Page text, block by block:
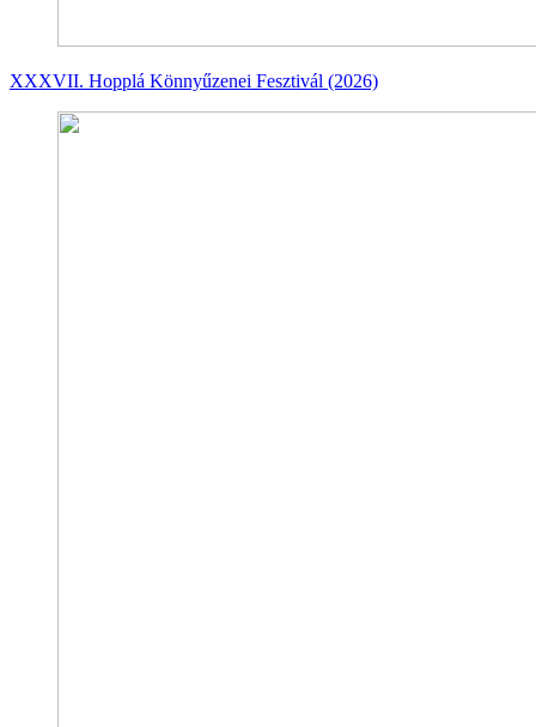
XXXVII. Hopplá Könnyűzenei Fesztivál (2026)